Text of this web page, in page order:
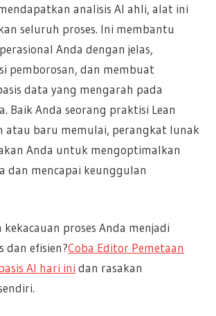
analisis AI ahli, alat ini
seluruh proses. Ini membantu
Anda dengan jelas,
pemborosan, dan membuat
data yang mengarah pada
Baik Anda seorang praktisi Lean
atau baru memulai, perangkat lunak
Anda untuk mengoptimalkan
dan mencapai keunggulan
proses Anda menjadi
dan efisien?Coba Editor Pemetaan
AI hari ini dan rasakan